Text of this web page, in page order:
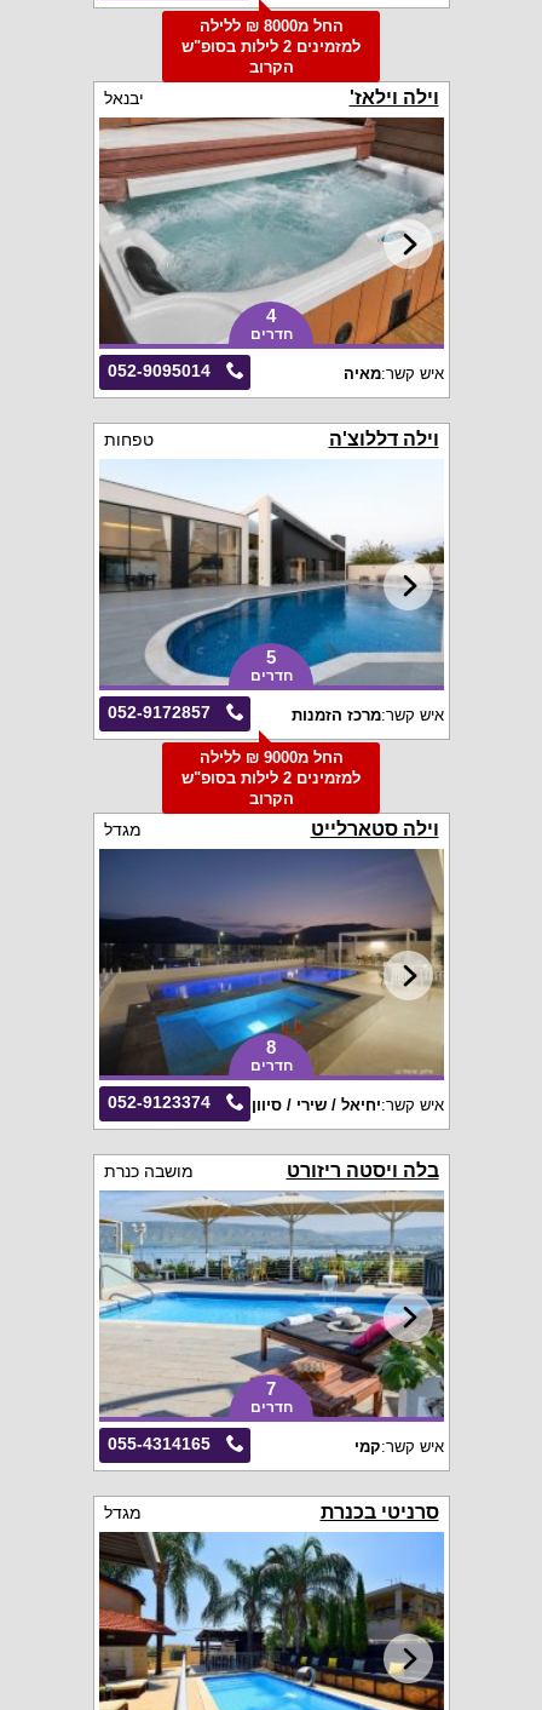
החל מ8000 ₪ ללילה
למזמינים 2 לילות בסופ"ש
הקרוב
וילה וילאז' יבנאל
4
חדרים
052-9095014 איש קשר:מאיה
וילה דללוצ'ה טפחות
5
חדרים
052-9172857 איש קשר:מרכז הזמנות
החל מ9000 ₪ ללילה
למזמינים 2 לילות בסופ"ש
הקרוב
וילה סטארלייט מגדל
8
חדרים
052-9123374 איש קשר:יחיאל / שירי / סיוון
בלה ויסטה ריזורט מושבה כנרת
7
חדרים
055-4314165 איש קשר:קמי
סרניטי בכנרת מגדל